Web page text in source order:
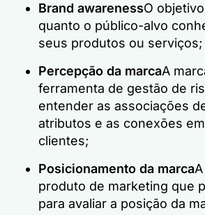
Brand awarenessO
quanto o público-alvo
seus produtos ou serviços;
Percepção da marcaA
ferramenta de gestão de
entender as associações
atributos e as conexões
clientes;
Posicionamento da marca
produto de marketing que
para avaliar a posição da